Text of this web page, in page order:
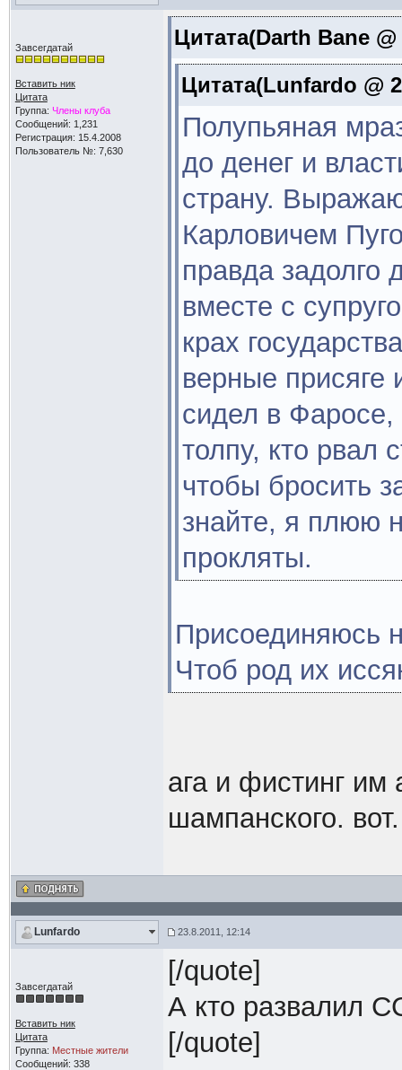
Завсегдатай
Вставить ник
Цитата
Группа: Члены клуба
Сообщений: 1,231
Регистрация: 15.4.2008
Пользователь №: 7,630
Цитата(Darth Bane
Цитата(Lunfardo @
Полупьяная
до денег и
страну.
Карловичем
правда
вместе с
крах
верные присяге
сидел в Фаросе,
толпу, кто рвал
чтобы бросить
знайте, я плюю
прокляты.
Присоединяюсь
Чтоб род их
ага и фистинг им
шампанского. вот.
Lunfardo 23.8.2011, 12:14
Завсегдатай
Вставить ник
Цитата
Группа: Местные жители
Сообщений: 338
[/quote]
А кто развалил
[/quote]